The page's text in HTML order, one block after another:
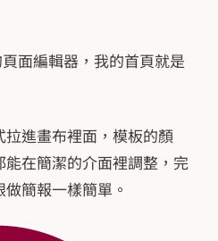
面編輯器，我的首頁就是
進畫布裡面，模板的顏
在簡潔的介面裡調整，完
簡報一樣簡單。